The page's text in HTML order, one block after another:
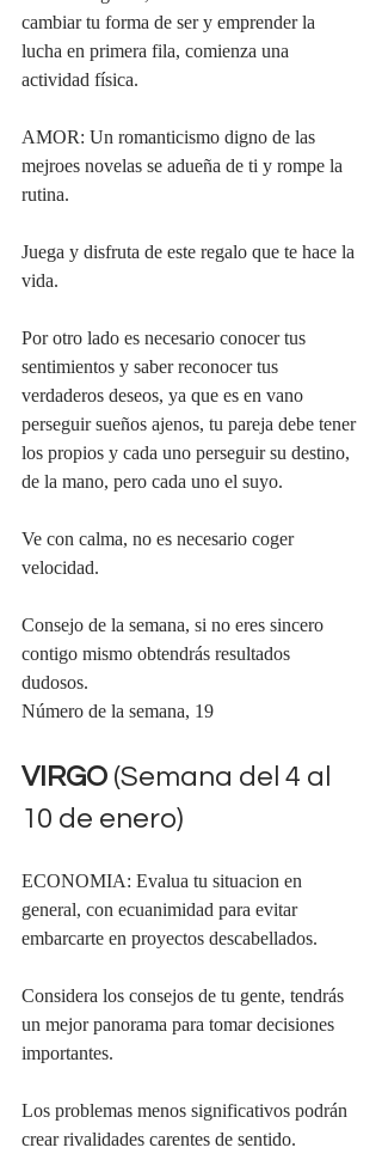
cambiar tu forma de ser y emprender la
lucha en primera fila, comienza una
actividad física.
AMOR: Un romanticismo digno de las
mejroes novelas se adueña de ti y rompe la
rutina.
Juega y disfruta de este regalo que te hace la
vida.
Por otro lado es necesario conocer tus
sentimientos y saber reconocer tus
verdaderos deseos, ya que es en vano
perseguir sueños ajenos, tu pareja debe tener
los propios y cada uno perseguir su destino,
de la mano, pero cada uno el suyo.
Ve con calma, no es necesario coger
velocidad.
Consejo de la semana, si no eres sincero
contigo mismo obtendrás resultados
dudosos.
Número de la semana, 19
VIRGO (Semana del 4 al
10 de enero)
ECONOMIA: Evalua tu situacion en
general, con ecuanimidad para evitar
embarcarte en proyectos descabellados.
Considera los consejos de tu gente, tendrás
un mejor panorama para tomar decisiones
importantes.
Los problemas menos significativos podrán
crear rivalidades carentes de sentido.